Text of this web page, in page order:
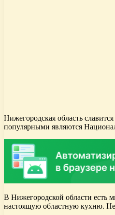
Нижегородская область
популярными являются
В Нижегородской области есть
настоящую областную кухню.